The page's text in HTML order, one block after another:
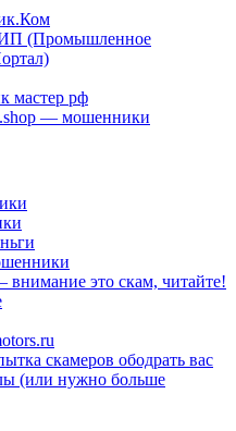
(Промышленное
мастер рф
— мошенники
это скам, читайте!
скамеров ободрать вас
(или нужно больше